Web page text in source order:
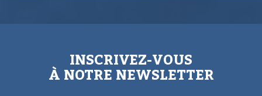
INSCRIVEZ-VOUS
À NOTRE NEWSLETTER